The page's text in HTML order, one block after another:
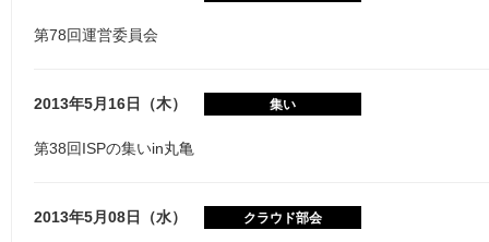
第78回運営委員会
2013年5月16日（木） 集い
第38回ISPの集いin丸亀
2013年5月08日（水） クラウド部会